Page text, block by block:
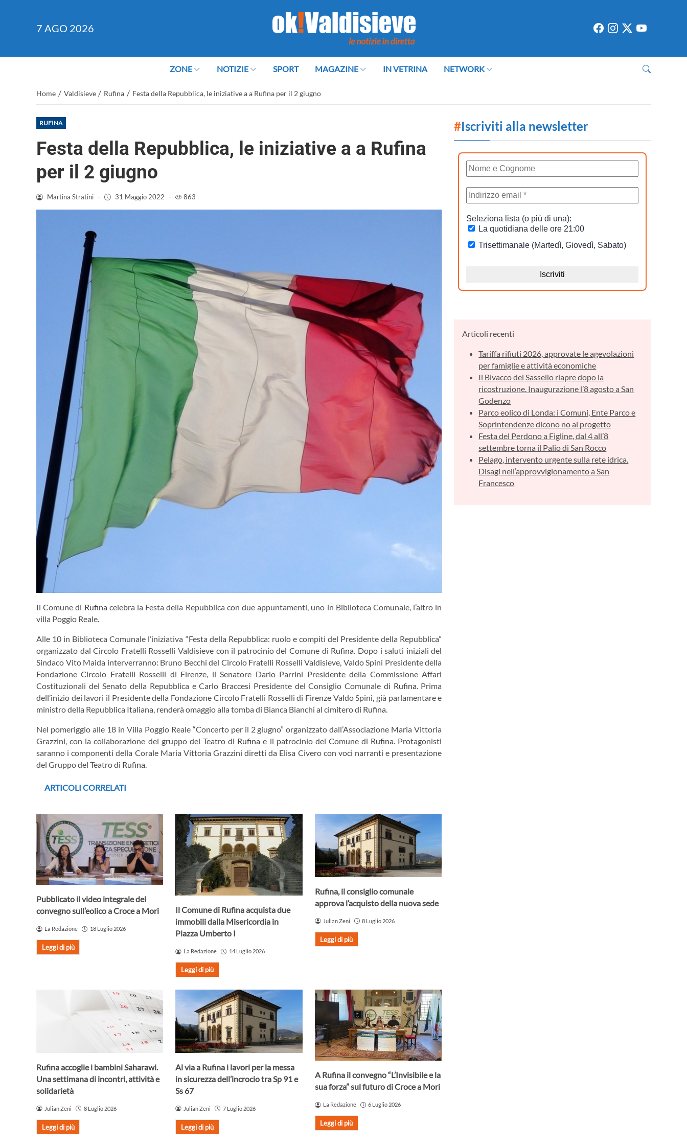
7 AGO 2026
ZONE NOTIZIE SPORT MAGAZINE IN VETRINA NETWORK
Home / Valdisieve / Rufina / Festa della Repubblica, le iniziative a a Rufina per il 2 giugno
RUFINA
Festa della Repubblica, le iniziative a a Rufina
per il 2 giugno
Martina Stratini - 31 Maggio 2022 - 863
Il Comune di Rufinacelebra la Festa della Repubblica con due appuntamenti, uno in Biblioteca Comunale, l’altro in
villa Poggio Reale.
Alle 10 in Biblioteca Comunale l’iniziativa “Festa della Repubblica: ruolo e compiti del Presidente della Repubblica”
organizzato dal Circolo Fratelli Rosselli Valdisieve con il patrocinio del Comune di Rufina . Dopo i saluti iniziali del
Sindaco Vito Maida interverranno: Bruno Becchi del Circolo Fratelli Rosselli Valdisieve, Valdo Spini Presidente della
Fondazione Circolo Fratelli Rosselli di Firenze, il Senatore Dario Parrini Presidente della Commissione Affari
Costituzionali del Senato della Repubblica e Carlo Braccesi Presidente del Consiglio Comunale di Rufina. Prima
dell’inizio dei lavori il Presidente della Fondazione Circolo Fratelli Rosselli di Firenze Valdo Spini, già parlamentare e
ministro della Repubblica Italiana, renderà omaggio alla tomba di Bianca Bianchi al cimitero di Rufina
Nel pomeriggio alle 18 in Villa Poggio Reale “Concerto per il 2 giugno” organizzato dall’Associazione Maria Vittoria
Grazzini, con la collaborazione del gruppo del Teatro di Rufina e il patrocinio del Comune di Rufina . Protagonisti
saranno i componenti della Corale Maria Vittoria Grazzini diretti da Elisa Civero con voci narranti e presentazione
del Gruppo del Teatro di Rufina
ARTICOLI CORRELATI
Pubblicato il video integrale del
convegno sull’eolico a Croce a Mori
La Redazione 18 Luglio 2026
Leggi di più
Il Comune di Rufina acquista due
immobili dalla Misericordia in
Piazza Umberto I
La Redazione 14 Luglio 2026
Leggi di più
Rufina, il consiglio comunale
approva l’acquisto della nuova sede
Julian Zeni 8 Luglio 2026
Leggi di più
Rufina accoglie i bambini Saharawi.
Una settimana di incontri, attività e
solidarietà
Julian Zeni 8 Luglio 2026
Leggi di più
Al via a Rufina i lavori per la messa
in sicurezza dell’incrocio tra Sp 91 e
Ss 67
Julian Zeni 7 Luglio 2026
Leggi di più
A Rufina il convegno “L’Invisibile e la
sua forza” sul futuro di Croce a Mori
La Redazione 6 Luglio 2026
Leggi di più
#Iscriviti alla newsletter
Articoli recenti
Tariffa rifiuti 2026, approvate le agevolazioni
per famiglie e attività economiche
Il Bivacco del Sassello riapre dopo la
ricostruzione. Inaugurazione l’8 agosto a San
Godenzo
Parco eolico di Londa: i Comuni, Ente Parco e
Soprintendenze dicono no al progetto
Festa del Perdono a Figline, dal 4 all’8
settembre torna il Palio di San Rocco
Pelago, intervento urgente sulla rete idrica.
Disagi nell’approvvigionamento a San
Francesco